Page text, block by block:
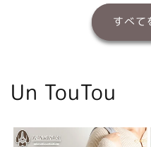
すべて
Un TouTou